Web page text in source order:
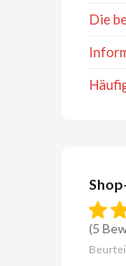
Die
(5